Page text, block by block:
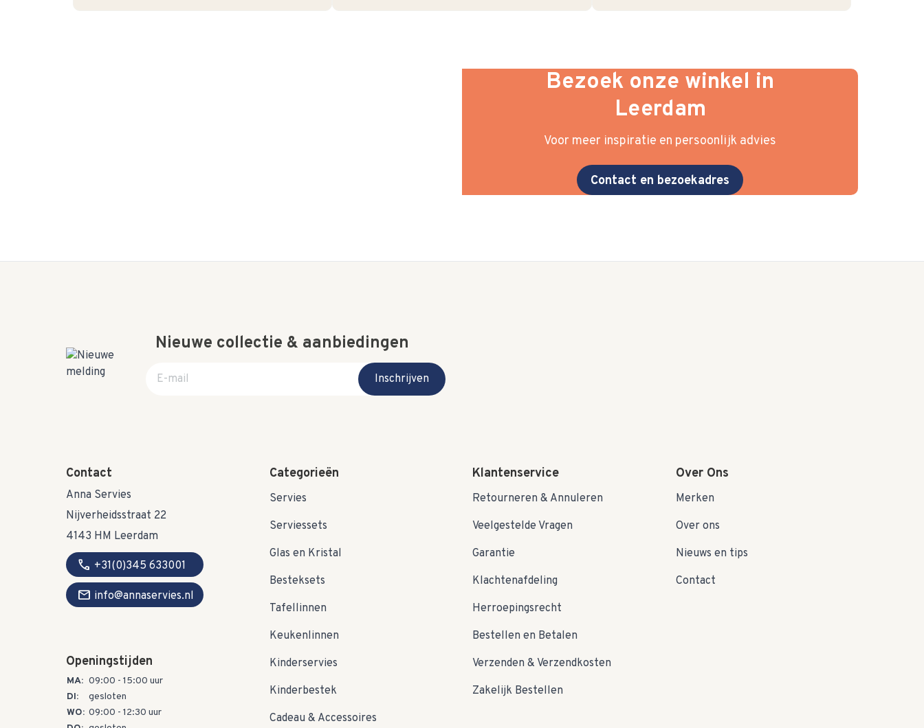
Bezoek onze winkel in
Leerdam
Voor meer inspiratie en persoonlijk advies
Contact en bezoekadres
Nieuwe collectie & aanbiedingen
E-mail adres
Inschrijven
Contact
Anna Servies
Nijverheidsstraat 22
4143 HM Leerdam
call +31(0)345 633001
mail info@annaservies.nl
Openingstijden
MA: 09:00 - 15:00 uur
DI:
gesloten
WO: 09:00 - 12:30 uur
Categorieën
Servies
Serviessets
Glas en Kristal
Besteksets
Tafellinnen
Keukenlinnen
Kinderservies
Kinderbestek
Cadeau & Accessoires
Klantenservice
Retourneren & Annuleren
Veelgestelde Vragen
Garantie
Klachtenafdeling
Herroepingsrecht
Bestellen en Betalen
Verzenden & Verzendkosten
Zakelijk Bestellen
Over Ons
Merken
Over ons
Nieuws en tips
Contact